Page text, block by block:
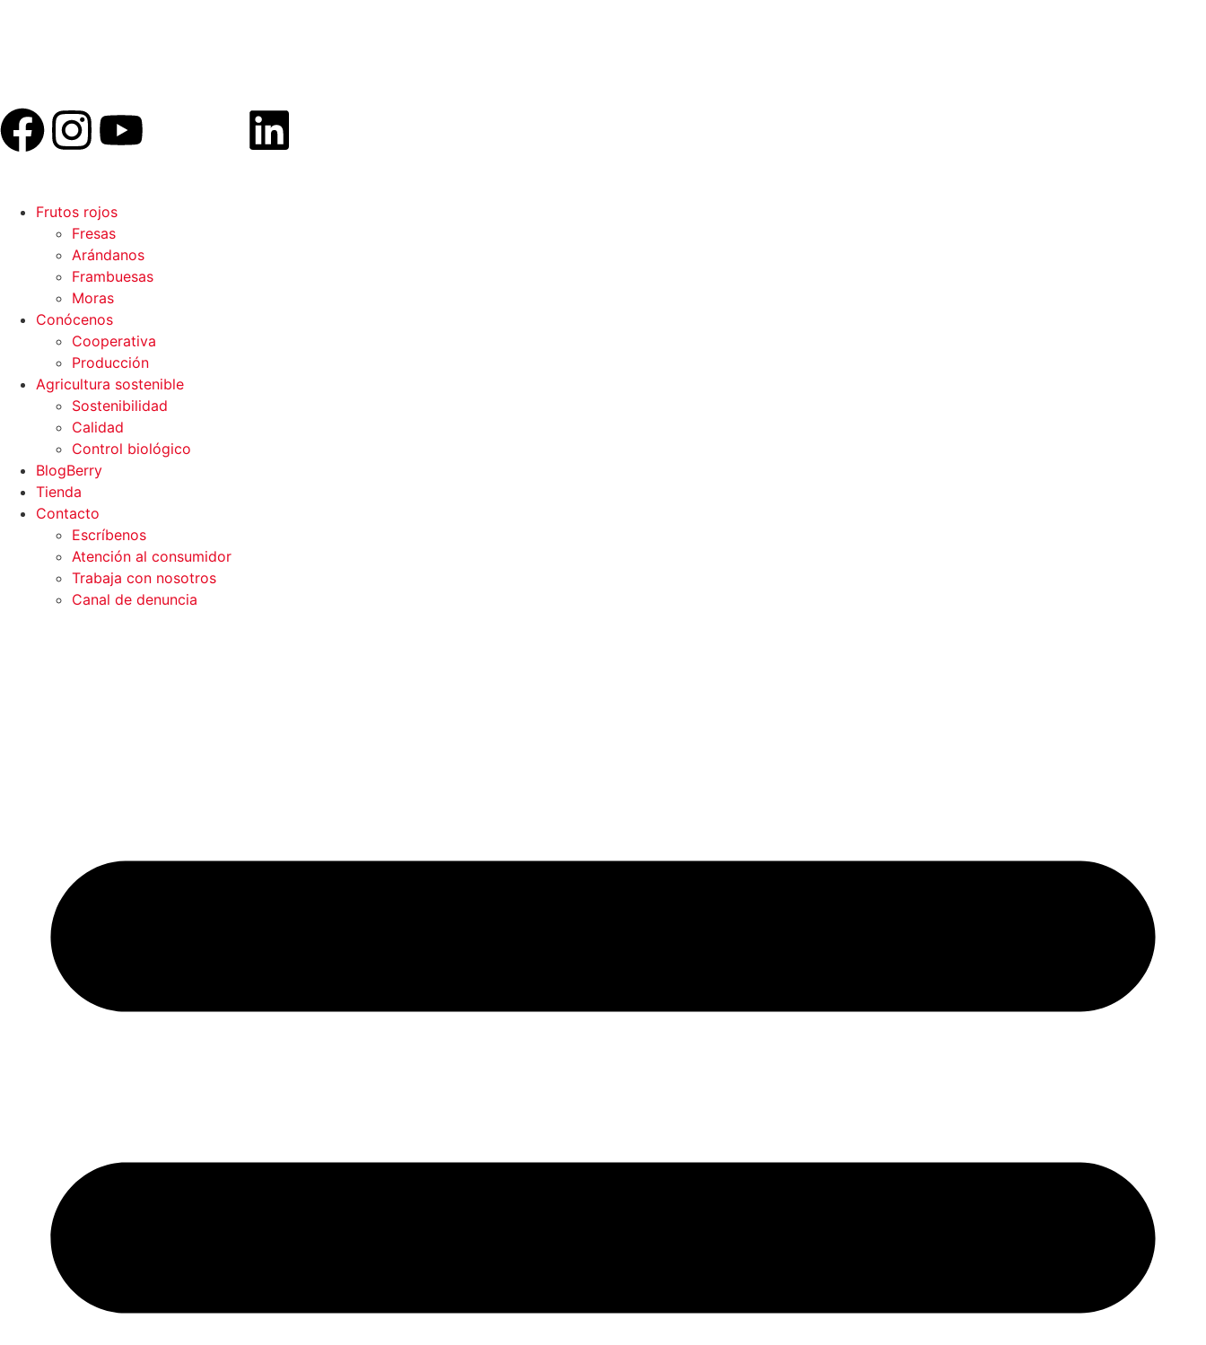
Frutos rojos
Fresas
Arándanos
Frambuesas
Moras
Conócenos
Cooperativa
Producción
Agricultura sostenible
Sostenibilidad
Calidad
Control biológico
BlogBerry
Tienda
Contacto
Escríbenos
Atención al consumidor
Trabaja con nosotros
Canal de denuncia